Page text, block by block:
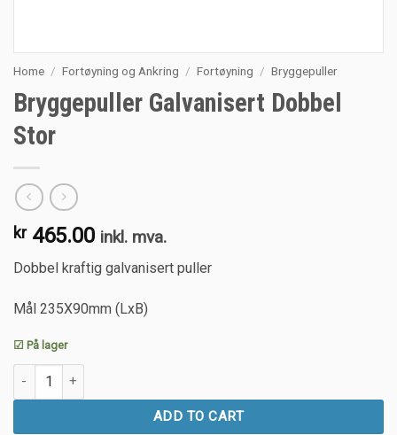
Home / Fortøyning og Ankring / Fortøyning / Bryggepuller
Bryggepuller Galvanisert Dobbel
Stor
kr465.00 inkl. mva.
Dobbel kraftig galvanisert puller
Mål 235X90mm (LxB)
☑ På lager
Bryggepuller Galvanisert Dobbel Stor quantity
ADD TO CART